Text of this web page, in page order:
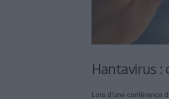
Hantavirus :
Lors d’une conférence